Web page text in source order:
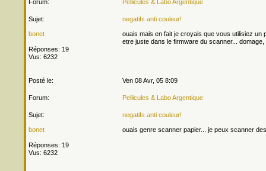
Forum: Pellicules & Labo Argentique
Sujet: negatifs anti couleur!
bonet
Réponses: 19
Vus: 6232
ouais mais en fait je croyais que vous utilisiez
etre juste dans le firmware du scanner... domage,
Posté le: Ven 08 Avr, 05 8:09
Forum: Pellicules & Labo Argentique
Sujet: negatifs anti couleur!
bonet
Réponses: 19
Vus: 6232
ouais genre scanner papier... je peux scanner